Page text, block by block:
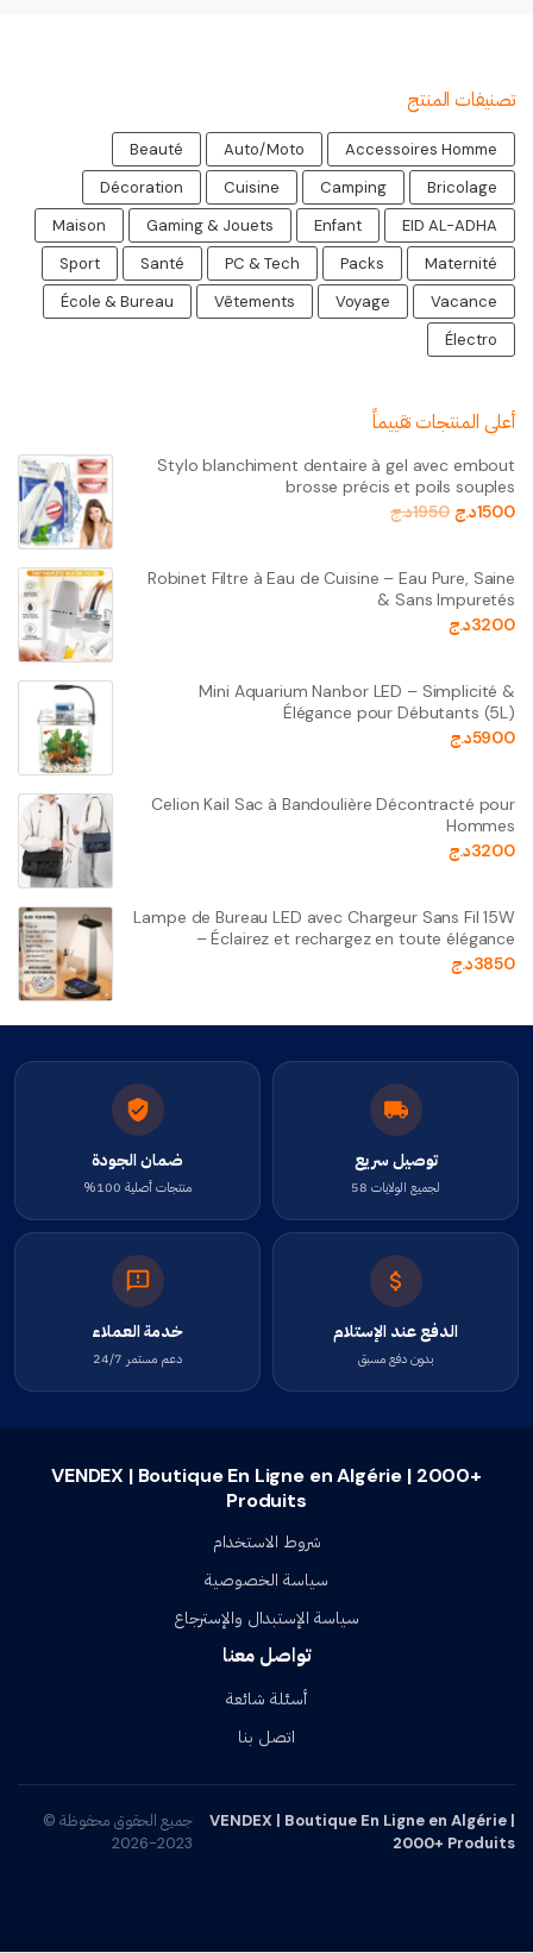
تصنيفات المنتج
Accessoires Homme
Auto/Moto
Beauté
Bricolage
Camping
Cuisine
Décoration
EID AL-ADHA
Enfant
Gaming & Jouets
Maison
Maternité
Packs
PC & Tech
Santé
Sport
Vacance
Voyage
Vêtements
École & Bureau
Électro
أعلى المنتجات تقييماً
Stylo blanchiment dentaire à gel avec embout
brosse précis et poils souples
1500د.ج 1950د.ج
Robinet Filtre à Eau de Cuisine – Eau Pure, Saine
& Sans Impuretés
3200د.ج
Mini Aquarium Nanbor LED – Simplicité &
Élégance pour Débutants (5L)
5900د.ج
Celion Kail Sac à Bandoulière Décontracté pour
Hommes
3200د.ج
Lampe de Bureau LED avec Chargeur Sans Fil 15W
– Éclairez et rechargez en toute élégance
3850د.ج
توصيل سريع
لجميع الولايات 58
ضمان الجودة
منتجات أصلية 100%
الدفع عند الإستلام
بدون دفع مسبق
خدمة العملاء
دعم مستمر 24/7
VENDEX | Boutique En Ligne en Algérie | 2000+
Produits
شروط الاستخدام
سياسة الخصوصية
سياسة الإستبدال والإسترجاع
تواصل معنا
أسئلة شائعة
اتصل بنا
VENDEX | Boutique En Ligne en Algérie |
2000+ Produits
جميع الحقوق محفوظة ©
2023-2026